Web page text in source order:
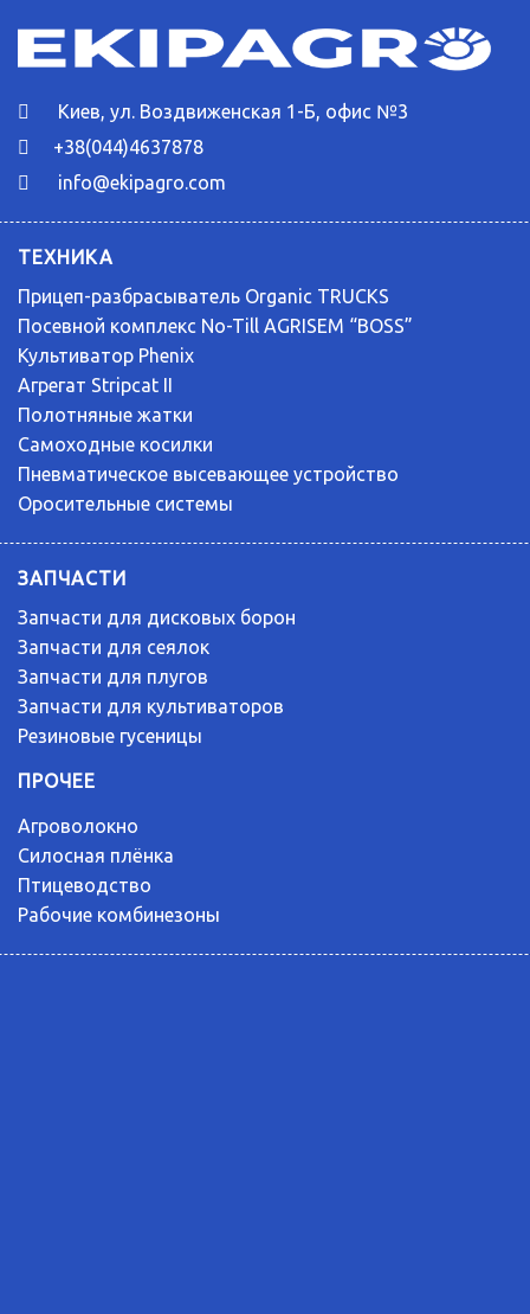
Киев, ул. Воздвиженская 1-Б, офис №3
+38(044)4637878
info@ekipagro.com
ТЕХНИКА
Прицеп-разбрасыватель Organic TRUCKS
Посевной комплекс No-Till AGRISEM “BOSS”
Культиватор Phenix
Агрегат Stripcat II
Полотняные жатки
Самоходные косилки
Пневматическое высевающее устройство
Оросительные системы
ЗАПЧАСТИ
Запчасти для дисковых борон
Запчасти для сеялок
Запчасти для плугов
Запчасти для культиваторов
Резиновые гусеницы
ПРОЧЕЕ
Агроволокно
Силосная плёнка
Птицеводство
Рабочие комбинезоны